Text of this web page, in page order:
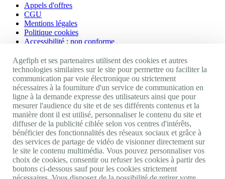
Appels d'offres
CGU
Mentions légales
Politique cookies
Accessibilité : non conforme
Nos autres sites
Site portail Agefiph
Activateur de progrès
Handinnov
Innovation et recherche
Université du RRH
Service AppuiPro
Nous suivre
Youtube
Agefiph et ses partenaires utilisent des cookies et autres
technologies similaires sur le site pour permettre ou faciliter la
communication par voie électronique ou strictement
nécessaires à la fourniture d'un service de communication en
ligne à la demande expresse des utilisateurs ainsi que pour
mesurer l'audience du site et de ses différents contenus et la
manière dont il est utilisé, personnaliser le contenu du site et
diffuser de la publicité ciblée selon vos centres d'intérêts,
bénéficier des fonctionnalités des réseaux sociaux et grâce à
des services de partage de vidéo de visionner directement sur
le site le contenu multimédia. Vous pouvez personnaliser vos
choix de cookies, consentir ou refuser les cookies à partir des
boutons ci-dessous sauf pour les cookies strictement